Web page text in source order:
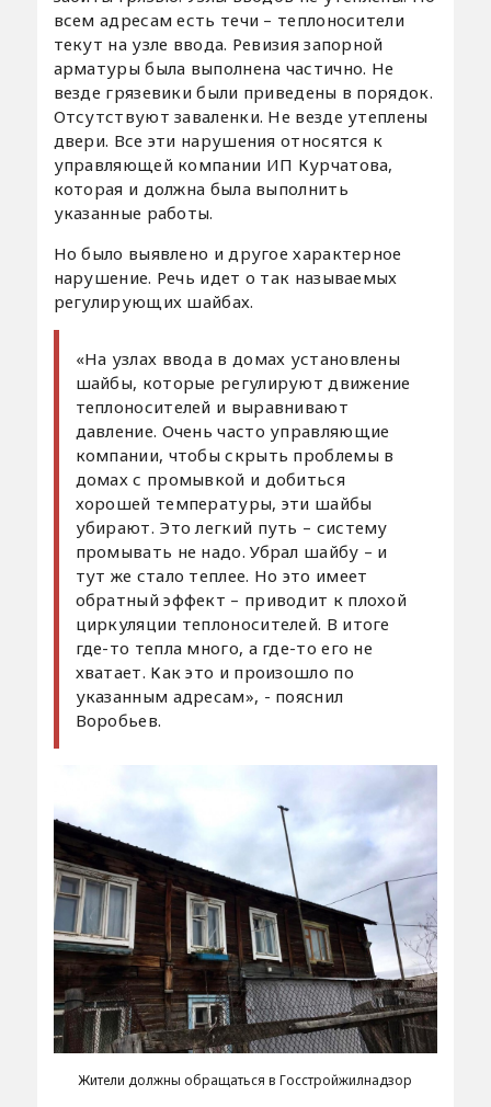
всем адресам есть течи – теплоносители
текут на узле ввода. Ревизия запорной
арматуры была выполнена частично. Не
везде грязевики были приведены в порядок.
Отсутствуют заваленки. Не везде утеплены
двери. Все эти нарушения относятся к
управляющей компании ИП Курчатова,
которая и должна была выполнить
указанные работы.
Но было выявлено и другое характерное
нарушение. Речь идет о так называемых
регулирующих шайбах.
«На узлах ввода в домах установлены
шайбы, которые регулируют движение
теплоносителей и выравнивают
давление. Очень часто управляющие
компании, чтобы скрыть проблемы в
домах с промывкой и добиться
хорошей температуры, эти шайбы
убирают. Это легкий путь – систему
промывать не надо. Убрал шайбу – и
тут же стало теплее. Но это имеет
обратный эффект – приводит к плохой
циркуляции теплоносителей. В итоге
где-то тепла много, а где-то его не
хватает. Как это и произошло по
указанным адресам», - пояснил
Воробьев.
Жители должны обращаться в Госстройжилнадзор